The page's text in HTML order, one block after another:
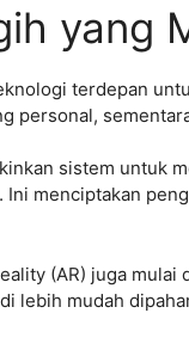
yang
terdepan
personal,
sistem untuk
menciptakan
(AR) juga
lebih mudah